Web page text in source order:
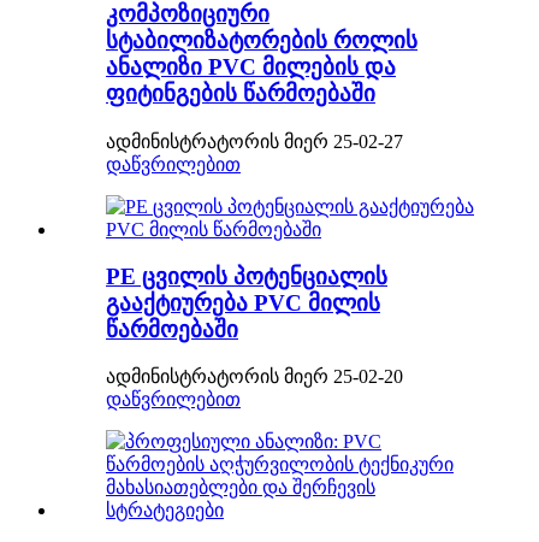
კომპოზიციური
სტაბილიზატორების როლის
ანალიზი PVC მილების და
ფიტინგების წარმოებაში
ადმინისტრატორის მიერ 25-02-27
დაწვრილებით
PE ცვილის პოტენციალის
გააქტიურება PVC მილის
წარმოებაში
ადმინისტრატორის მიერ 25-02-20
დაწვრილებით